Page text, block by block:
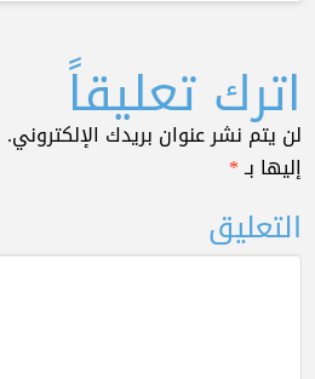
اترك تعليقاً
لن يتم نشر عنوان بريدك الإلكتروني.
إليها بـ*
التعليق